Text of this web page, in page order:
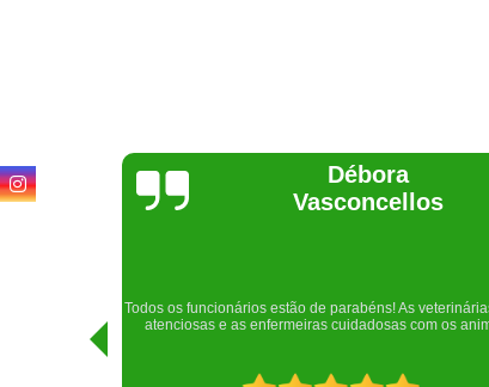
Lethícia
Regina
Realizei uma consulta com meu cachorro com a
Raphaela e ela foi extremamente atenciosa. Adorei o
recepção!